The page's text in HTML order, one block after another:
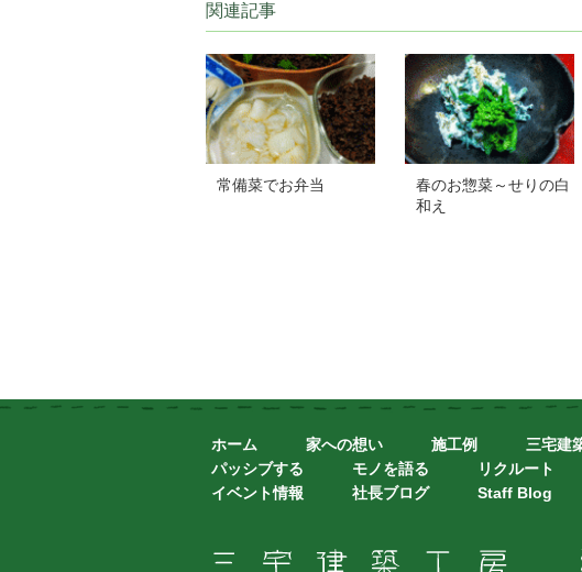
関連記事
常備菜でお弁当
春のお惣菜～せりの白
和え
ホーム 家への想い 施工例 三宅建
パッシブする
モノを語る リクルート
イベント情報
社長ブログ Staff Blog